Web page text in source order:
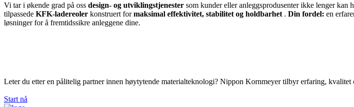
Vi tar i økende grad på oss design- og utviklingstjenester som kunder eller anleggsprodusenter ikke lenger kan
tilpassede KFK-ladereoler konstruert formaksimal effektivitet, stabilitet og holdbarhet . Din fordel: en
løsninger for å fremtidssikre anleggene dine.
Leter du etter en pålitelig partner innen høytytende materialteknologi? Nippon Kornmeyer tilbyr erfaring, kvalitet
Start nå